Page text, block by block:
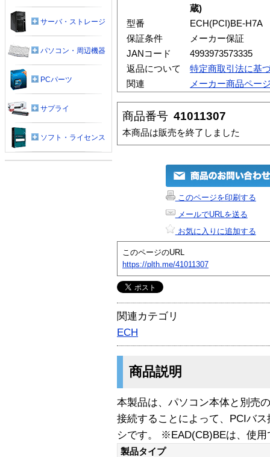
蔵)
型番
ECH(PCI)BE-H7A
保証条件
メーカー保証
JANコード
4993973573335
返品について
特定商取引法に基
関連
メーカー商品ペー
商品番号 41011307
本商品は販売を終了しました
このページを印刷する
メールでURLを送る
お気に入りに追加する
このページのURL
https://plth.me/41011307
関連カテゴリ
ECH
商品説明
本製品は、パソコン本体と別売
接続することによって、PCIバ
シです。 ※EAD(CB)BEは、使用
製品タイプ
サーバ・ストレージ
パソコン・周辺機器
PCパーツ
サプライ
ソフト・ライセンス